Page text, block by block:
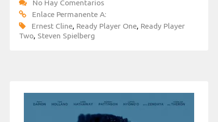
No Hay Comentarios
Enlace Permanente A:
Ernest Cline, Ready Player One, Ready Player
Two, Steven Spielberg